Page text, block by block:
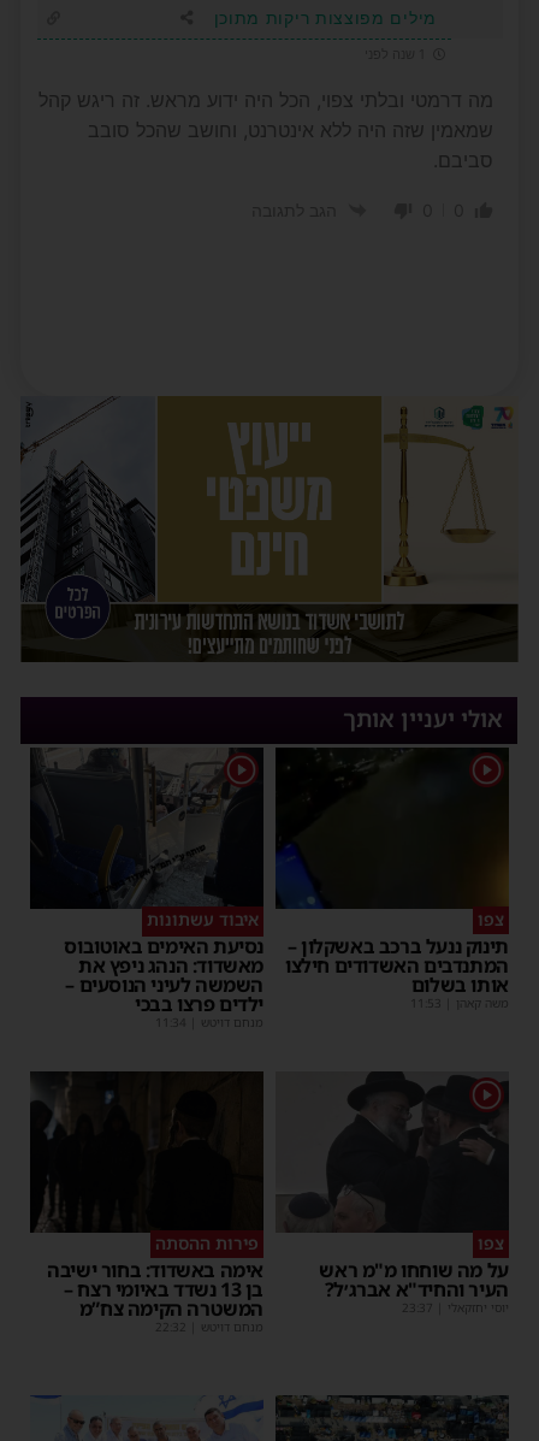
מילים מפוצצות ריקות מתוכן
מה דרמטי ובלתי צפוי, הכל היה ידוע מראש. זה ריגש קהל
שמאמין שזה היה ללא אינטרנט, וחושב שהכל סובב
סביבם.
אולי יעניין אותך
1
צפו
תינוק ננעל ברכב באשקלון –
המתנדבים האשדודים חילצו
אותו בשלום
משה קאהן 11:53
1
איבוד עשתונות
נסיעת האימים באוטובוס
מאשדוד: הנהג ניפץ את
השמשה לעיני הנוסעים –
ילדים פרצו בבכי
מנחם דויטש 11:34
1
צפו
על מה שוחחו מ"מ ראש
העיר והחיד"א אברג׳ל?
יוסי יחזקאלי 23:37
פירות ההסתה
אימה באשדוד: בחור ישיבה
בן 13 נשדד באיומי רצח –
המשטרה הקימה צח”מ
מנחם דויטש 22:32